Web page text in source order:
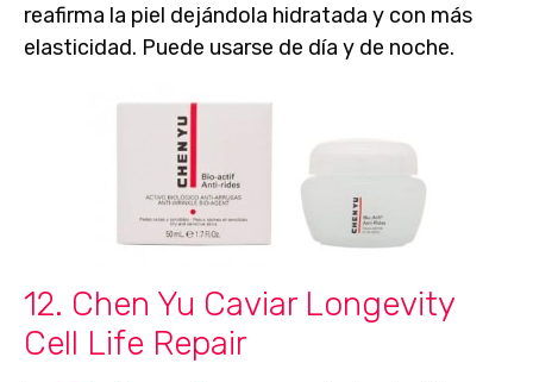
reafirma la piel dejándola hidratada y con más
elasticidad. Puede usarse de día y de noche.
12. Chen Yu Caviar Longevity
Cell Life Repair